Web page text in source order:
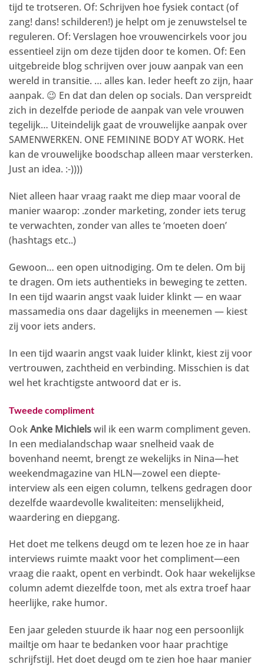
tijd te trotseren. Of: Schrijven hoe fysiek contact (of
zang! dans! schilderen!) je helpt om je zenuwstelsel te
reguleren. Of: Verslagen hoe vrouwencirkels voor jou
essentieel zijn om deze tijden door te komen. Of: Een
uitgebreide blog schrijven over jouw aanpak van een
wereld in transitie. … alles kan. Ieder heeft zo zijn, haar
aanpak. 😉 En dat dan delen op socials. Dan verspreidt
zich in dezelfde periode de aanpak van vele vrouwen
tegelijk… Uiteindelijk gaat de vrouwelijke aanpak over
SAMENWERKEN. ONE FEMININE BODY AT WORK. Het
kan de vrouwelijke boodschap alleen maar versterken.
Just an idea. :-))))
Niet alleen haar vraag raakt me diep maar vooral de
manier waarop: .zonder marketing, zonder iets terug
te verwachten, zonder van alles te ‘moeten doen’
(hashtags etc..)
Gewoon… een open uitnodiging. Om te delen. Om bij
te dragen. Om iets authentieks in beweging te zetten.
In een tijd waarin angst vaak luider klinkt — en waar
massamedia ons daar dagelijks in meenemen — kiest
zij voor iets anders.
In een tijd waarin angst vaak luider klinkt, kiest zij voor
vertrouwen, zachtheid en verbinding. Misschien is dat
wel het krachtigste antwoord dat er is.
Tweede compliment
OokAnke Michielswil ik een warm compliment geven.
In een medialandschap waar snelheid vaak de
bovenhand neemt, brengt ze wekelijks in Nina—het
weekendmagazine van HLN—zowel een diepte-
interview als een eigen column, telkens gedragen door
dezelfde waardevolle kwaliteiten: menselijkheid,
waardering en diepgang.
Het doet me telkens deugd om te lezen hoe ze in haar
interviews ruimte maakt voor het compliment—een
vraag die raakt, opent en verbindt. Ook haar wekelijkse
column ademt diezelfde toon, met als extra troef haar
heerlijke, rake humor.
Een jaar geleden stuurde ik haar nog een persoonlijk
mailtje om haar te bedanken voor haar prachtige
schrijfstijl. Het doet deugd om te zien hoe haar manier